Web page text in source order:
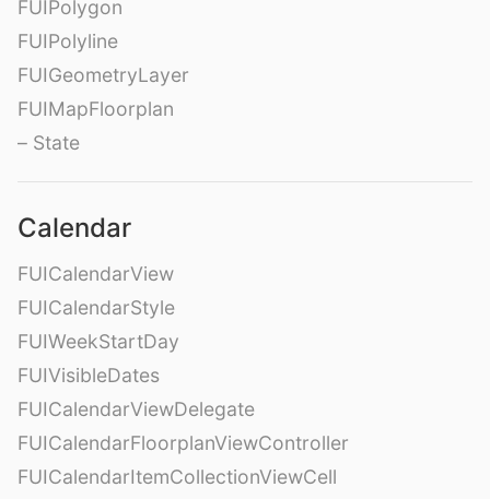
FUIPolygon
FUIPolyline
FUIGeometryLayer
FUIMapFloorplan
– State
Calendar
FUICalendarView
FUICalendarStyle
FUIWeekStartDay
FUIVisibleDates
FUICalendarViewDelegate
FUICalendarFloorplanViewController
FUICalendarItemCollectionViewCell